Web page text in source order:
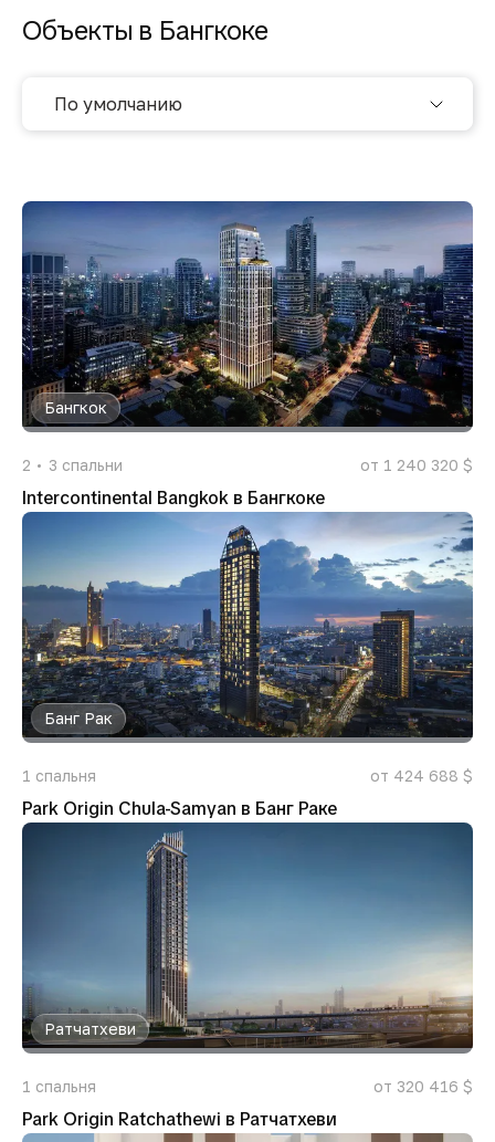
Объекты в Бангкоке
По умолчанию
Бангкок
2 3 спальни от 1 240 320 $
Intercontinental Bangkok в Бангкоке
Банг Рак
1 спальня от 424 688 $
Park Origin Chula-Samyan в Банг Раке
Ратчатхеви
1 спальня от 320 416 $
Park Origin Ratchathewi в Ратчатхеви